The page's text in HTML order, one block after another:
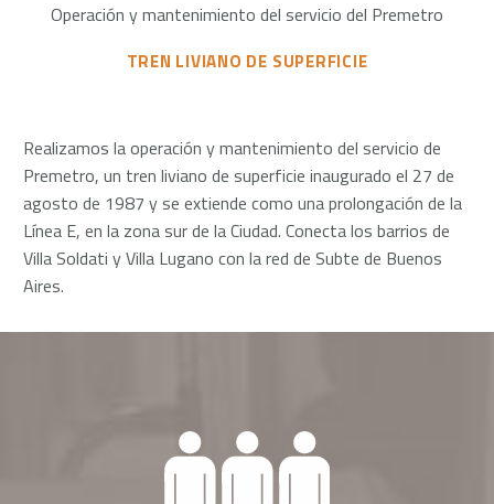
Operación y mantenimiento del servicio del Premetro
TREN LIVIANO DE SUPERFICIE
Realizamos la operación y mantenimiento del servicio de
Premetro, un tren liviano de superficie inaugurado el 27 de
agosto de 1987 y se extiende como una prolongación de la
Línea E, en la zona sur de la Ciudad. Conecta los barrios de
Villa Soldati y Villa Lugano con la red de Subte de Buenos
Aires.